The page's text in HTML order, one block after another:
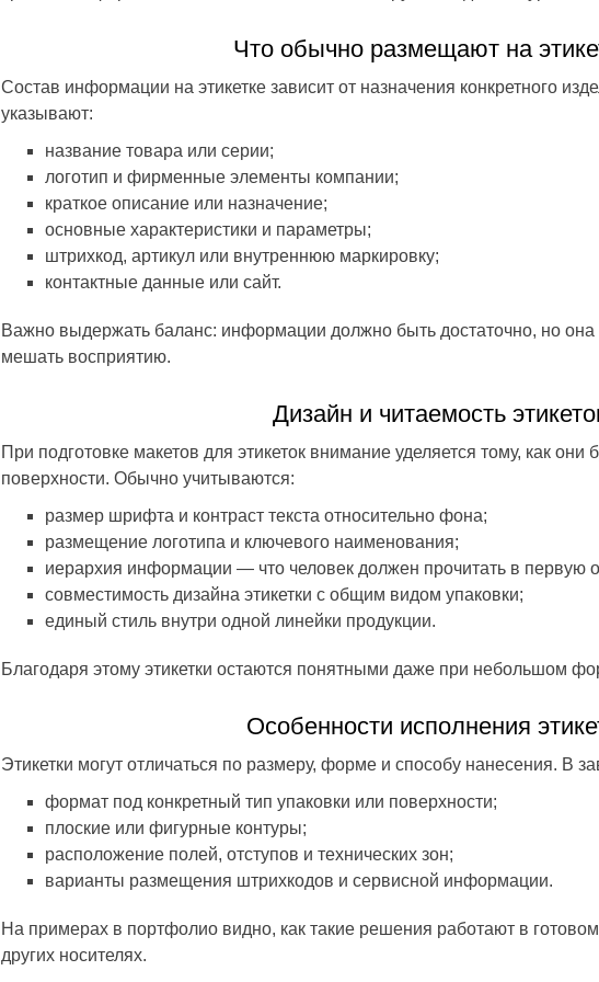
Что обычно размещают на
Состав информации на этикетке зависит от назначения конкретного
указывают:
название товара или серии;
логотип и фирменные элементы компании;
краткое описание или назначение;
основные характеристики и параметры;
штрихкод, артикул или внутреннюю маркировку;
контактные данные или сайт.
Важно выдержать баланс: информации должно быть достаточно, но она
мешать восприятию.
Дизайн и читаемость
При подготовке макетов для этикеток внимание уделяется тому, как они
поверхности. Обычно учитываются:
размер шрифта и контраст текста относительно фона;
размещение логотипа и ключевого наименования;
иерархия информации — что человек должен прочитать в первую
совместимость дизайна этикетки с общим видом упаковки;
единый стиль внутри одной линейки продукции.
Благодаря этому этикетки остаются понятными даже при небольшом
Особенности исполнения
Этикетки могут отличаться по размеру, форме и способу нанесения. В
формат под конкретный тип упаковки или поверхности;
плоские или фигурные контуры;
расположение полей, отступов и технических зон;
варианты размещения штрихкодов и сервисной информации.
На примерах в портфолио видно, как такие решения работают в
других носителях.